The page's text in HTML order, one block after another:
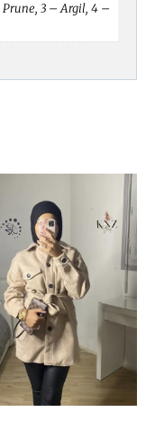
3 – Argil, 4 –